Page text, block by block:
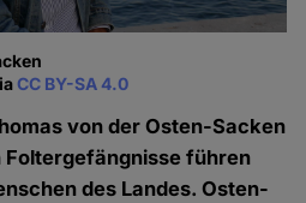
CC BY-SA 4.0
von der Osten-Sacken
führen
des Landes. Osten-